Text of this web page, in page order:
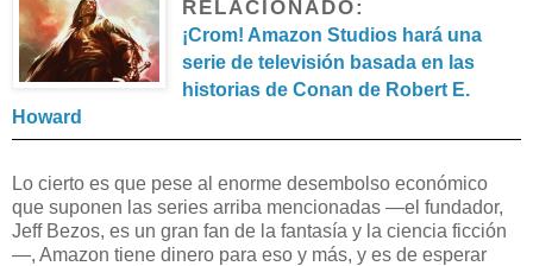
RELACIONADO:
¡Crom! Amazon Studios hará una
serie de televisión basada en las
historias de Conan de Robert E.
Howard
Lo cierto es que pese al enorme desembolso económico
que suponen las series arriba mencionadas —el fundador,
Jeff Bezos, es un gran fan de la fantasía y la ciencia ficción
—, Amazon tiene dinero para eso y más, y es de esperar